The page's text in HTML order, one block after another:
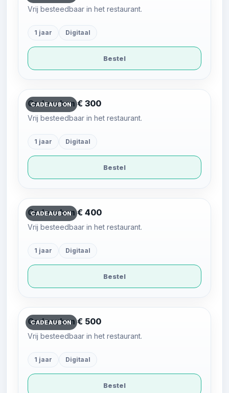
Vrij besteedbaar in het restaurant.
1 jaar Digitaal
Bestel
CADEAUBON
Cadeaubon € 300
Vrij besteedbaar in het restaurant.
1 jaar Digitaal
Bestel
CADEAUBON
Cadeaubon € 400
Vrij besteedbaar in het restaurant.
1 jaar Digitaal
Bestel
CADEAUBON
Cadeaubon € 500
Vrij besteedbaar in het restaurant.
1 jaar Digitaal
Bestel